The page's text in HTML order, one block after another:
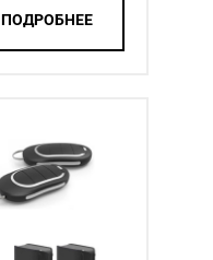
ПОДРОБНЕЕ